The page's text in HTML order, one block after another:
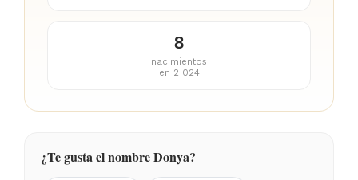
8
nacimientos
en 2 024
¿Te gusta el nombre Donya?